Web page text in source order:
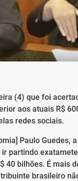
(4) que foi
aos atuais R$
redes sociais.
Paulo Guedes,
partindo
bilhões. É mais
brasileiro